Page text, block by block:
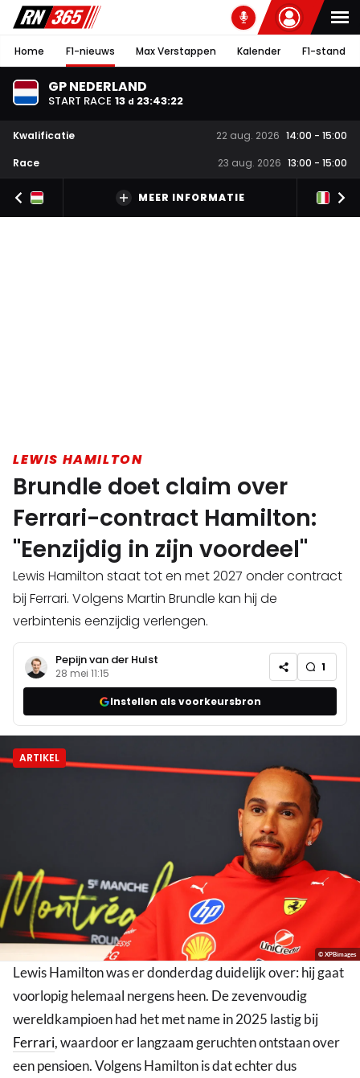
Home F1-nieuws Max Verstappen Kalender F1-stand
GP NEDERLAND
START RACE 13 d 23:43:21
Kwalificatie 22 aug. 2026 14:00 - 15:00
Race
23 aug. 2026 13:00 - 15:00
MEER INFORMATIE
LEWIS HAMILTON
Brundle doet claim over
Ferrari-contract Hamilton:
"Eenzijdig in zijn voordeel"
Lewis Hamilton staat tot en met 2027 onder contract
bij Ferrari. Volgens Martin Brundle kan hij de
verbintenis eenzijdig verlengen.
Pepijn van der Hulst
28 mei 11:15 1
Instellen als voorkeursbron
ARTIKEL
© XPBimages
Lewis Hamilton was er donderdag duidelijk over: hij gaat
voorlopig helemaal nergens heen. De zevenvoudig
wereldkampioen had het met name in 2025 lastig bij
Ferrari, waardoor er langzaam geruchten ontstaan over
een pensioen. Volgens Hamilton is dat echter dus